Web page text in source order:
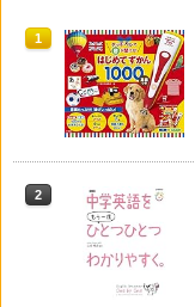
1
2
1
1
2